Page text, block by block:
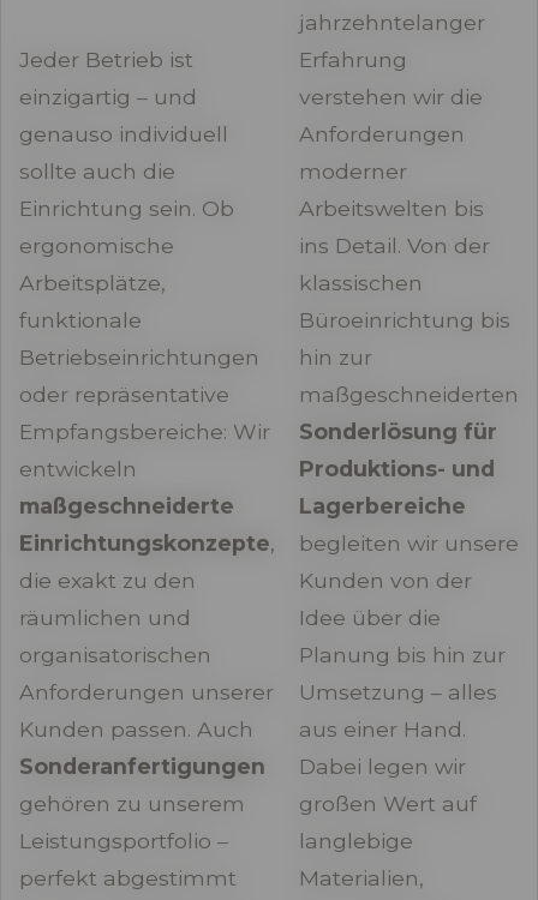
Jeder Betrieb ist
einzigartig – und
genauso individuell
sollte auch die
Einrichtung sein. Ob
ergonomische
Arbeitsplätze,
funktionale
Betriebseinrichtungen
oder repräsentative
Empfangsbereiche: Wir
entwickeln
maßgeschneiderte
Einrichtungskonzepte,
die exakt zu den
räumlichen und
organisatorischen
Anforderungen unserer
Kunden passen. Auch
Sonderanfertigungen
gehören zu unserem
Leistungsportfolio –
perfekt abgestimmt
jahrzehntelanger
Erfahrung
verstehen wir die
Anforderungen
moderner
Arbeitswelten bis
ins Detail. Von der
klassischen
Büroeinrichtung bis
hin zur
maßgeschneiderten
Sonderlösung für
Produktions- und
Lagerbereiche
begleiten wir unsere
Kunden von der
Idee über die
Planung bis hin zur
Umsetzung – alles
aus einer Hand.
Dabei legen wir
großen Wert auf
langlebige
Materialien,